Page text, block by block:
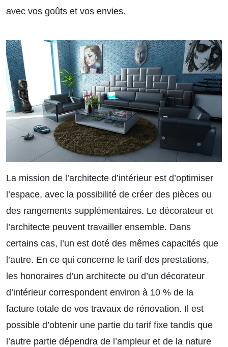
avec vos goûts et vos envies.
La mission de l’architecte d’intérieur est d’optimiser
l’espace, avec la possibilité de créer des pièces ou
des rangements supplémentaires. Le décorateur et
l’architecte peuvent travailler ensemble. Dans
certains cas, l’un est doté des mêmes capacités que
l’autre. En ce qui concerne le tarif des prestations,
les honoraires d’un architecte ou d’un décorateur
d’intérieur correspondent environ à 10 % de la
facture totale de vos travaux de rénovation. Il est
possible d’obtenir une partie du tarif fixe tandis que
l’autre partie dépendra de l’ampleur et de la nature